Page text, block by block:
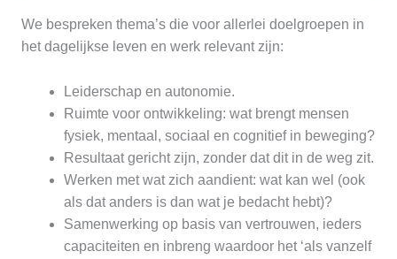
We bespreken thema’s die voor allerlei doelgroepen in
het dagelijkse leven en werk relevant zijn:
Leiderschap en autonomie.
Ruimte voor ontwikkeling: wat brengt mensen
fysiek, mentaal, sociaal en cognitief in beweging?
Resultaat gericht zijn, zonder dat dit in de weg zit.
Werken met wat zich aandient: wat kan wel (ook
als dat anders is dan wat je bedacht hebt)?
Samenwerking op basis van vertrouwen, ieders
capaciteiten en inbreng waardoor het ‘als vanzelf